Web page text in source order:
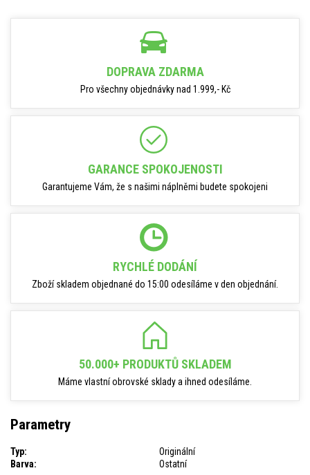
DOPRAVA ZDARMA
Pro všechny objednávky nad 1.999,- Kč
GARANCE SPOKOJENOSTI
Garantujeme Vám, že s našimi náplněmi budete spokojeni
RYCHLÉ DODÁNÍ
Zboží skladem objednané do 15:00 odesíláme v den objednání.
50.000+ PRODUKTŮ SKLADEM
Máme vlastní obrovské sklady a ihned odesíláme.
Parametry
Typ:
Originální
Barva:
Ostatní